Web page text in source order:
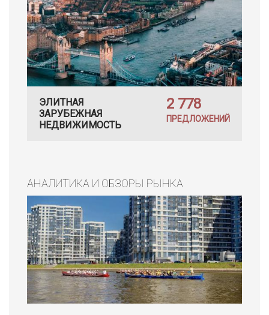
ЭЛИТНАЯ
ЗАРУБЕЖНАЯ
НЕДВИЖИМОСТЬ
2 778
ПРЕДЛОЖЕНИЙ
АНАЛИТИКА И ОБЗОРЫ РЫНКА